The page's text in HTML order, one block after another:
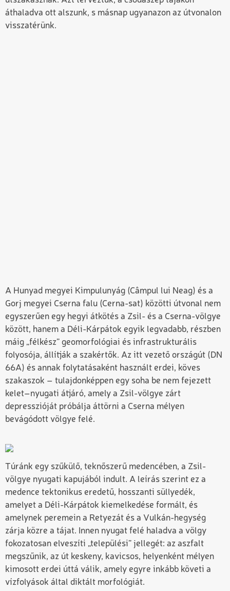
áthaladva ott alszunk, s másnap ugyanazon az útvonalon
visszatérünk.
A Hunyad megyei Kimpulunyág (Câmpul lui Neag) és a
Gorj megyei Cserna falu (Cerna-sat) közötti útvonal nem
egyszerűen egy hegyi átkötés a Zsil- és a Cserna-völgye
között, hanem a Déli-Kárpátok egyik legvadabb, részben
máig „félkész” geomorfológiai és infrastrukturális
folyosója, állítják a szakértők. Az itt vezető országút (DN
66A) és annak folytatásaként használt erdei, köves
szakaszok – tulajdonképpen egy soha be nem fejezett
kelet–nyugati átjáró, amely a Zsil-völgye zárt
depresszióját próbálja áttörni a Cserna mélyen
bevágódott völgye felé.
Túránk egy szűkülő, teknőszerű medencében, a Zsil-
völgye nyugati kapujából indult. A leírás szerint ez a
medence tektonikus eredetű, hosszanti süllyedék,
amelyet a Déli-Kárpátok kiemelkedése formált, és
amelynek peremein a Retyezát és a Vulkán-hegység
zárja közre a tájat. Innen nyugat felé haladva a völgy
fokozatosan elveszíti „települési” jellegét: az aszfalt
megszűnik, az út keskeny, kavicsos, helyenként mélyen
kimosott erdei úttá válik, amely egyre inkább követi a
vízfolyások által diktált morfológiát.